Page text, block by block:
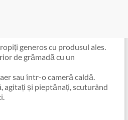
generos cu produsul ales.
de grămadă cu un
sau într-o cameră caldă.
agitați și pieptănați, scuturând